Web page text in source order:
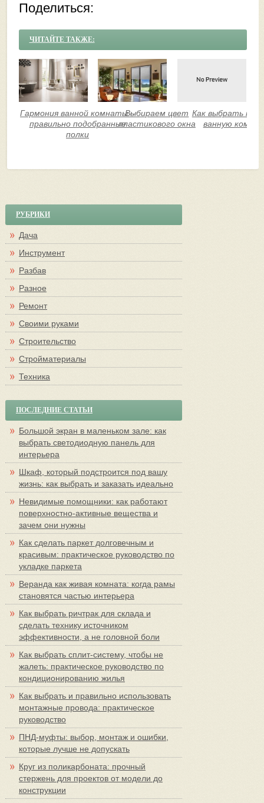
Поделиться:
ЧИТАЙТЕ ТАКЖЕ:
Гармония ванной комнаты –
правильно подобранные
полки
Выбираем цвет
пластикового окна
Как выбрать
ванную
РУБРИКИ
Дача
Инструмент
Разбав
Разное
Ремонт
Своими руками
Строительство
Стройматериалы
Техника
ПОСЛЕДНИЕ СТАТЬИ
Большой экран в маленьком зале: как
выбрать светодиодную панель для
интерьера
Шкаф, который подстроится под вашу
жизнь: как выбрать и заказать идеально
Невидимые помощники: как работают
поверхностно-активные вещества и
зачем они нужны
Как сделать паркет долговечным и
красивым: практическое руководство по
укладке паркета
Веранда как живая комната: когда рамы
становятся частью интерьера
Как выбрать ричтрак для склада и
сделать технику источником
эффективности, а не головной боли
Как выбрать сплит-систему, чтобы не
жалеть: практическое руководство по
кондиционированию жилья
Как выбрать и правильно использовать
монтажные провода: практическое
руководство
ПНД-муфты: выбор, монтаж и ошибки,
которые лучше не допускать
Круг из поликарбоната: прочный
стержень для проектов от модели до
конструкции